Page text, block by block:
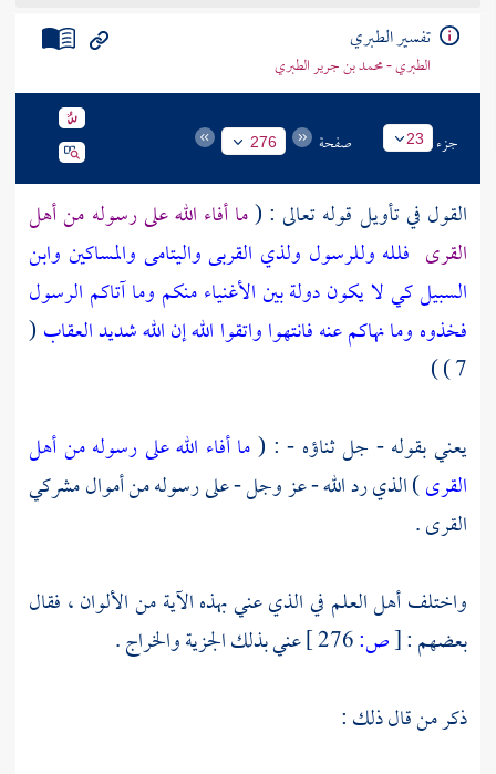
تفسير الطبري
الطبري - محمد بن جرير الطبري
جزء 23 صفحة 276
القول في تأويل قوله تعالى : (ما أفاء الله على رسوله من أهل
القرى فلله وللرسول ولذي القربى واليتامى والمساكين وابن
السبيل كي لا يكون دولة بين الأغنياء منكم وما آتاكم الرسول
فخذوه وما نهاكم عنه فانتهوا واتقوا الله إن الله شديد العقاب (
7 ) )
يعني بقوله - جل ثناؤه - : (ما أفاء الله على رسوله من أهل
القرى) الذي رد الله - عز وجل - على رسوله من أموال مشركي
القرى .
واختلف أهل العلم في الذي عني بهذه الآية من الألوان ، فقال
بعضهم :[ص:
عني بذلك الجزية والخراج .
ذكر من قال ذلك :